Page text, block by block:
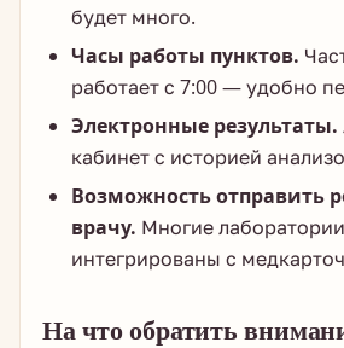
будет много.
Часы работы пунктов.
работает с 7:00 — удобно
Электронные результаты.
кабинет с историей
Возможность отправить
врачу. Многие лаборатории
интегрированы с
На что обратить